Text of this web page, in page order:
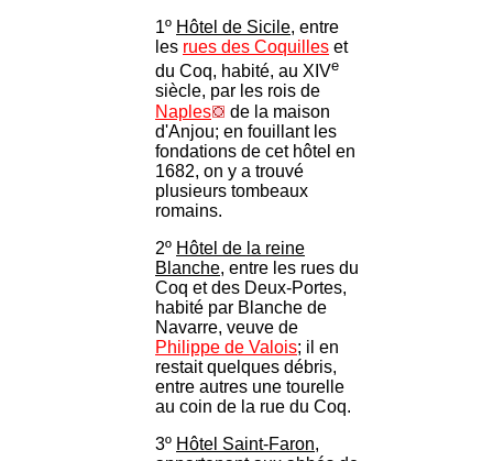
1º Hôtel de Sicile, entre
les rues des Coquilles et
du Coq, habité, au XIVe
siècle, par les rois de
Naples
de la maison
d'Anjou; en fouillant les
fondations de cet hôtel en
1682, on y a trouvé
plusieurs tombeaux
romains.
2º Hôtel de la reine
Blanche, entre les rues du
Coq et des Deux-Portes,
habité par Blanche de
Navarre, veuve de
Philippe de Valois; il en
restait quelques débris,
entre autres une tourelle
au coin de la rue du Coq.
3º Hôtel Saint-Faron,